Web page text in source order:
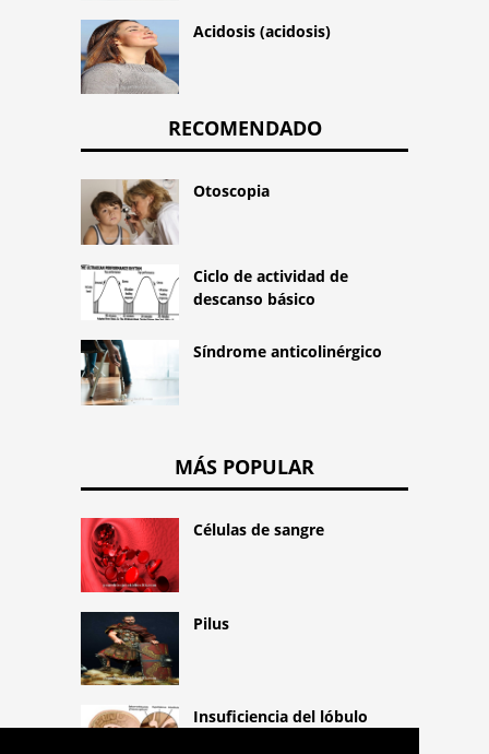
Acidosis (acidosis)
RECOMENDADO
Otoscopia
Ciclo de actividad de
descanso básico
Síndrome anticolinérgico
MÁS POPULAR
Células de sangre
Pilus
Insuficiencia del lóbulo